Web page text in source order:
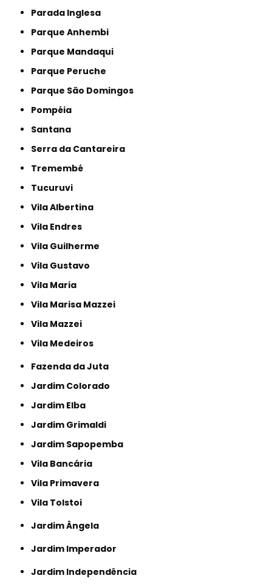
Parada Inglesa
Parque Anhembi
Parque Mandaqui
Parque Peruche
Parque São Domingos
Pompéia
Santana
Serra da Cantareira
Tremembé
Tucuruvi
Vila Albertina
Vila Endres
Vila Guilherme
Vila Gustavo
Vila Maria
Vila Marisa Mazzei
Vila Mazzei
Vila Medeiros
Fazenda da Juta
Jardim Colorado
Jardim Elba
Jardim Grimaldi
Jardim Sapopemba
Vila Bancária
Vila Primavera
Vila Tolstoi
Jardim Ângela
Jardim Imperador
Jardim Independência